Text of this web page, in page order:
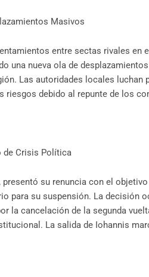
Masivos
entre sectas rivales en
una nueva ola de
Las autoridades locales luchan
riesgos debido al repunte de los
de Crisis Política
su renuncia con el objetivo
para su suspensión. La decisión
la cancelación de la segunda
La salida de Iohannis